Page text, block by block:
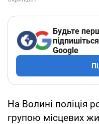
Будьте
Google
На Волині поліція
групою місцевих